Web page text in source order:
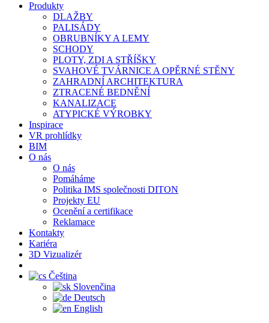
Produkty
DLAŽBY
PALISÁDY
OBRUBNÍKY A LEMY
SCHODY
PLOTY, ZDI A STŘÍŠKY
SVAHOVÉ TVÁRNICE A OPĚRNÉ STĚNY
ZAHRADNÍ ARCHITEKTURA
ZTRACENÉ BEDNĚNÍ
KANALIZACE
ATYPICKÉ VÝROBKY
Inspirace
VR prohlídky
BIM
O nás
O nás
Pomáháme
Politika IMS společnosti DITON
Projekty EU
Ocenění a certifikace
Reklamace
Kontakty
Kariéra
3D Vizualizér
Čeština
Slovenčina
Deutsch
English